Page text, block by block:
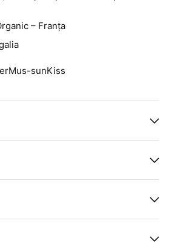
– Franța
sunKiss